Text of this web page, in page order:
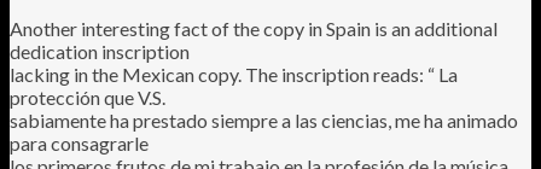
Another interesting fact of the copy in Spain is an additional
dedication inscription
lacking in the Mexican copy. The inscription reads: “ La
protección que V.S.
sabiamente ha prestado siempre a las ciencias, me ha animado
para consagrarle